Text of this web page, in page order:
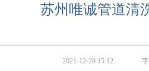
苏州唯诚管道清
2021-12-28 15:12